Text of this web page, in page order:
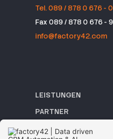
Tel. 089 / 878 0 676 - 0
Fax 089 / 878 0 676 -
info@factory42.com
LEISTUNGEN
PARTNER
REFERENZEN